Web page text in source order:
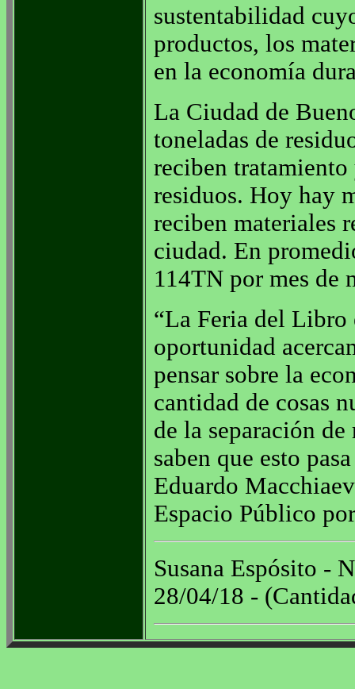
sustentabilidad
productos, los
en la economía
La Ciudad de
toneladas de
reciben tratamiento
residuos. Hoy hay
reciben materiales
ciudad. En
114TN por mes de
“La Feria del Libro
oportunidad
pensar sobre la
cantidad de cosas
de la separación
saben que esto
Eduardo
Espacio Público
Susana Espósito -
28/04/18 -